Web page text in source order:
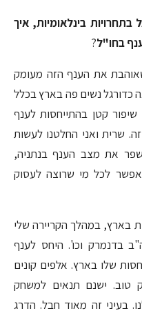
בינלאומיות, איך
בחו"ל?
את הענף הזה מעומק
נשים פה בארץ בכלל
שיפור קטן בהתייחסות לענף
שרית ואני החלטנו לעשות
את מצב הענף בנתניה,
לכל מי שרוצה לעסוק
בארץ, במהלך הקריירה שלי
בדנמרק וכו'. היחס לענף
שלו בארץ. אלפים קונים
טוב. ישנם תנאים למשחק
בעיני זה מאוד חבל. הדרג